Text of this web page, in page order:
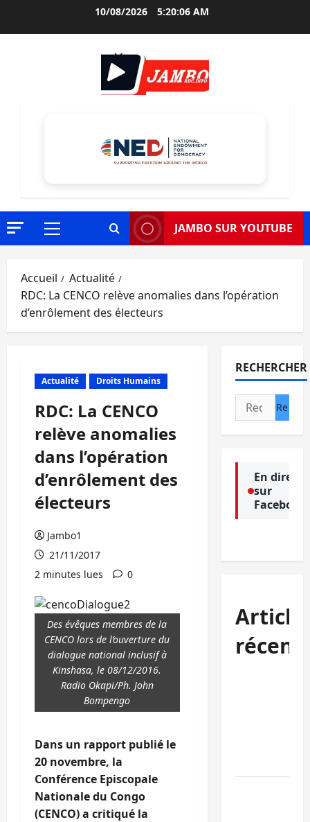
10/08/2026 5:20:07 AM
Menu
JAMBO SUR YOUTUBE
Accueil
Actualité
RDC: La CENCO relève anomalies dans l’opération
d’enrôlement des électeurs
Actualité Droits Humains
RDC: La CENCO
relève anomalies
dans l’opération
d’enrôlement des
électeurs
Jambo1
21/11/2017
2 minutes lues
0
Des évêques membres de la
CENCO lors de l’ouverture du
dialogue national inclusif à
Kinshasa, le 08/12/2016.
Radio Okapi/Ph. John
Bompengo
Dans un rapport publié le
20 novembre, la
Conférence Episcopale
Nationale du Congo
(CENCO) a critiqué la
RECHERCHER
Rechercher :
En direct
sur
Facebook